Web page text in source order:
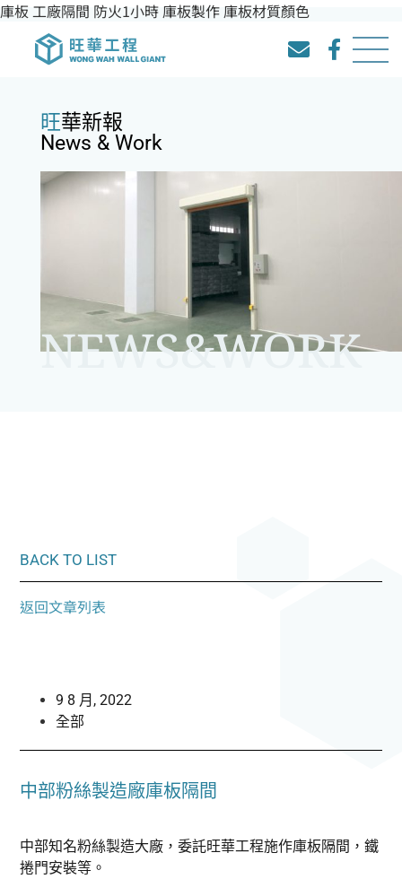
庫板 工廠隔間 防火1小時 庫板製作 庫板材質顏色
旺華新報
News & Work
NEWS&WORK
BACK TO LIST
返回文章列表
9 8 月, 2022
全部
中部粉絲製造廠庫板隔間
中部知名粉絲製造大廠，委託旺華工程施作庫板隔間，鐵
捲門安裝等。